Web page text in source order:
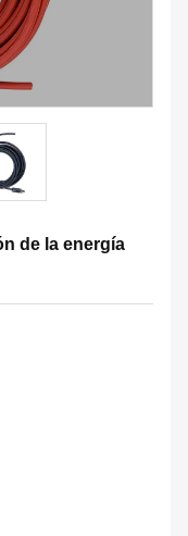
de la energía